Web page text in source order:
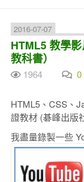
2016-07-07
HTML5 教學
教科書）
1964 0
HTML5、CSS、
證教材 (碁峰出版
我盡量錄製一些